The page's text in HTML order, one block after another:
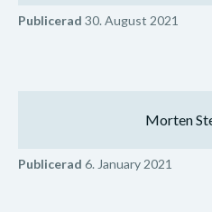
Publicerad 30. August 2021
Morten
Publicerad 6. January 2021